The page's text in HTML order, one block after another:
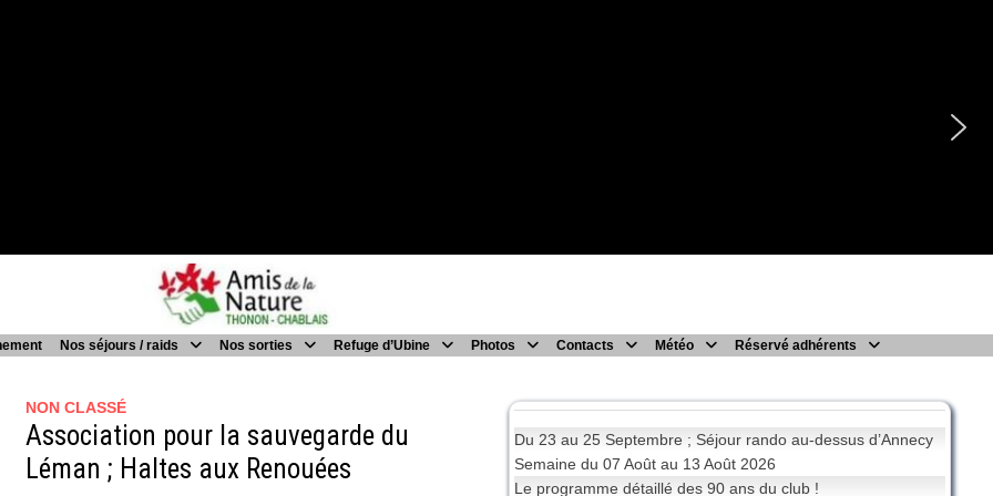
Nos séjours / raids Nos sorties Refuge d’Ubine Photos Contacts Météo Réservé adhérents
NON CLASSÉ
Association pour la sauvegarde du
Léman ; Haltes aux Renouées
Du 23 au 25 Septembre ; Séjour rando au-dessus d’Annecy
Semaine du 07 Août au 13 Août 2026
Le programme détaillé des 90 ans du club !